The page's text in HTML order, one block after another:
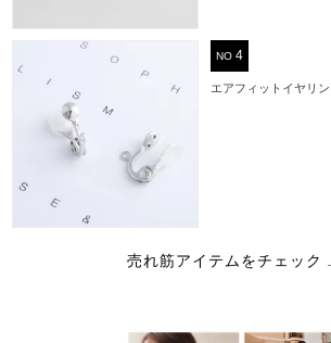
NO
エアフィットイヤリ
売れ筋アイテムをチェック